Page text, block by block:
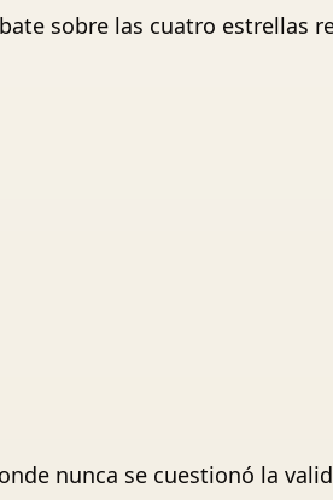
sobre las cuatro estrellas
nunca se cuestionó la